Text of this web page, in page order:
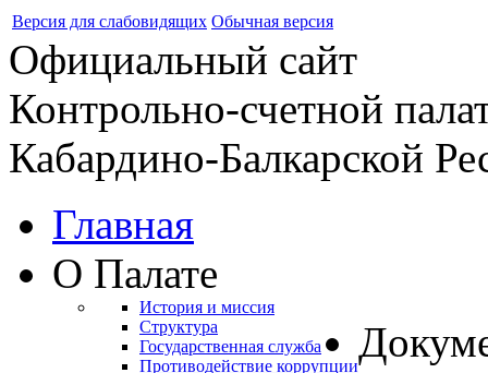
Версия для слабовидящих Обычная версия
Официальный сайт
Контрольно-счетной
Кабардино-Балкарской
Главная
О Палате
История и миссия
Структура
Государственная служба
Противодействие коррупции